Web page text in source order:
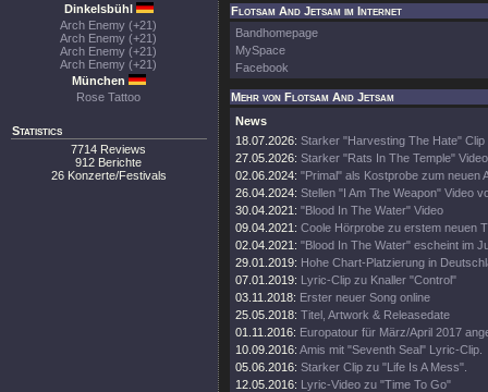
Dinkelsbühl
Arch Enemy (+21)
Arch Enemy (+21)
Arch Enemy (+21)
Arch Enemy (+21)
München
Rose Tattoo
Statistics
7714 Reviews
912 Berichte
26 Konzerte/Festivals
Flotsam And Jetsam im Internet
Bandhomepage
MySpace
Facebook
Mehr von Flotsam And Jetsam
News
18.07.2026: Starker "Harvesting The Hate" Clip
27.05.2026: Starker "Rats In The Temple"
02.06.2024: "Primal" als Kostprobe zum neuen
26.04.2024: Stellen "I Am The Weapon" Video
30.04.2021: "Blood In The Water" Video
09.04.2021: Coole Hörprobe zu erstem neuen
02.04.2021: "Blood In The Water" escheint im
29.01.2019: Hohe Chart-Platzierung in
07.01.2019: Lyric-Clip zu Knaller "Control"
03.11.2018: Erster neuer Song online
25.05.2018: Titel, Artwork & Releasedate
01.11.2016: Europatour für März/April 2017
10.09.2016: Amis mit "Seventh Seal" Lyric-Clip.
05.06.2016: Starker Clip zu "Life Is A Mess".
12.05.2016: Lyric-Video zu "Time To Go"